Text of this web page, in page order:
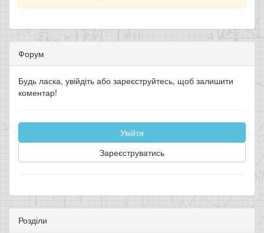
Форум
Будь ласка, увійдіть або зареєструйтесь, щоб залишити
коментар!
Увійти
Зареєструватись
Розділи